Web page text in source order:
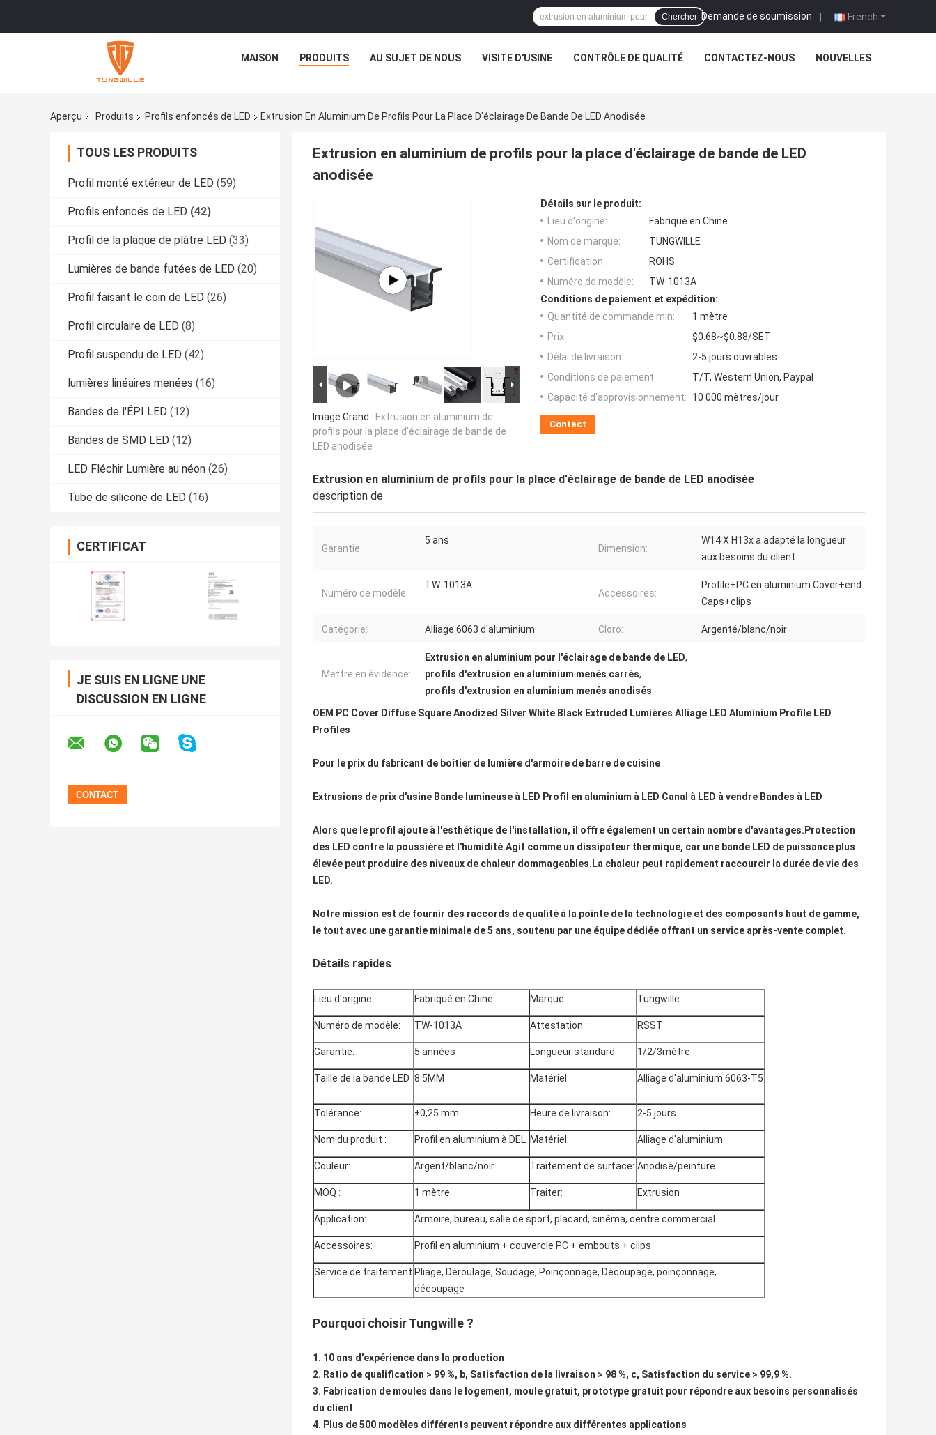
French
Demande de soumission |
Chercher
MAISON PRODUITS AU SUJET DE NOUS VISITE D'USINE CONTRÔLE DE QUALITÉ CONTACTEZ-NOUS NOUVELLES
Aperçu Produits Profils enfoncés de LED Extrusion En Aluminium De Profils Pour La Place D'éclairage De Bande De LED Anodisée
TOUS LES PRODUITS
Profil monté extérieur de LED (59)
Profils enfoncés de LED (42)
Profil de la plaque de plâtre LED (33)
Lumières de bande futées de LED (20)
Profil faisant le coin de LED (26)
Profil circulaire de LED (8)
Profil suspendu de LED (42)
lumières linéaires menées (16)
Bandes de l'ÉPI LED (12)
Bandes de SMD LED (12)
LED Fléchir Lumière au néon (26)
Tube de silicone de LED (16)
CERTIFICAT
JE SUIS EN LIGNE UNE
DISCUSSION EN LIGNE
Extrusion en aluminium de profils pour la place d'éclairage de bande de LED
anodisée
Image Grand : Extrusion en aluminium de
profils pour la place d'éclairage de bande de
LED anodisée
Détails sur le produit:
Lieu d'origine:
Fabriqué en Chine
Nom de marque:
TUNGWILLE
Certification:
ROHS
Numéro de modèle:
TW-1013A
Conditions de paiement et expédition:
Quantité de commande min:
1 mètre
Prix:
$0.68~$0.88/SET
Délai de livraison:
2-5 jours ouvrables
Conditions de paiement:
T/T, Western Union, Paypal
Capacité d'approvisionnement:
10 000 mètres/jour
Contact
Extrusion en aluminium de profils pour la place d'éclairage de bande de LED anodisée
description de
Garantie:
5 ans
Dimension:
W14 X H13x a adapté la longueur
aux besoins du client
Numéro de modèle:
TW-1013A
Accessoires:
Profile+PC en aluminium Cover+end
Caps+clips
Catégorie: Alliage 6063 d'aluminium Cloro: Argenté/blanc/noir
Mettre en évidence:
Extrusion en aluminium pour l'éclairage de bande de LED,
profils d'extrusion en aluminium menés carrés,
profils d'extrusion en aluminium menés anodisés
OEM PC Cover Diffuse Square Anodized Silver White Black Extruded Lumières Alliage LED Aluminium Profile LED
Profiles
Pour le prix du fabricant de boîtier de lumière d'armoire de barre de cuisine
Extrusions de prix d'usine Bande lumineuse à LED Profil en aluminium à LED Canal à LED à vendre Bandes à LED
Alors que le profil ajoute à l'esthétique de l'installation, il offre également un certain nombre d'avantages.Protection
des LED contre la poussière et l'humidité.Agit comme un dissipateur thermique, car une bande LED de puissance plus
élevée peut produire des niveaux de chaleur dommageables.La chaleur peut rapidement raccourcir la durée de vie des
LED.
Notre mission est de fournir des raccords de qualité à la pointe de la technologie et des composants haut de gamme,
le tout avec une garantie minimale de 5 ans, soutenu par une équipe dédiée offrant un service après-vente complet.
Détails rapides
Lieu d'origine : Fabriqué en Chine Marque: Tungwille
Numéro de modèle: TW-1013A Attestation : RSST
Garantie: 5 années Longueur standard : 1/2/3mètre
Taille de la bande LED
:
8.5MM Matériel: Alliage d'aluminium 6063-T5
Tolérance: ±0,25 mm Heure de livraison: 2-5 jours
Nom du produit : Profil en aluminium à DEL Matériel: Alliage d'aluminium
Couleur: Argent/blanc/noir Traitement de surface: Anodisé/peinture
MOQ : 1 mètre Traiter: Extrusion
Application: Armoire, bureau, salle de sport, placard, cinéma, centre commercial.
Accessoires: Profil en aluminium + couvercle PC + embouts + clips
Service de traitement
:
Pliage, Déroulage, Soudage, Poinçonnage, Découpage, poinçonnage,
découpage
Pourquoi choisir Tungwille ?
1. 10 ans d'expérience dans la production
2. Ratio de qualification > 99 %, b, Satisfaction de la livraison > 98 %, c, Satisfaction du service > 99,9 %.
3. Fabrication de moules dans le logement, moule gratuit, prototype gratuit pour répondre aux besoins personnalisés
du client
4. Plus de 500 modèles différents peuvent répondre aux différentes applications